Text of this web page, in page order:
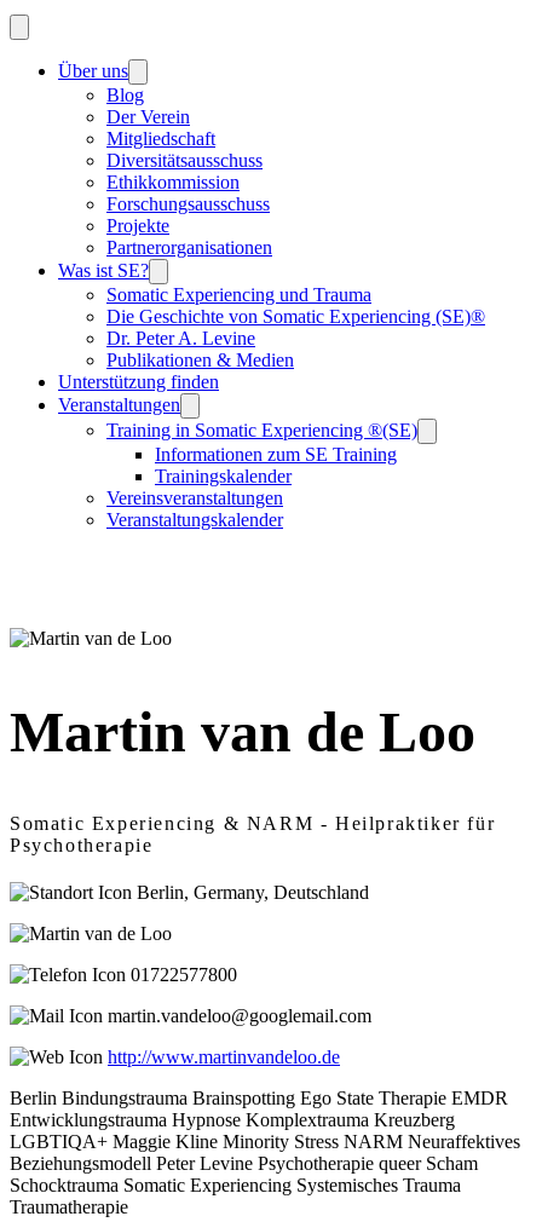
Über uns
Blog
Der Verein
Mitgliedschaft
Diversitätsausschuss
Ethikkommission
Forschungsausschuss
Projekte
Partnerorganisationen
Was ist SE?
Somatic Experiencing und Trauma
Die Geschichte von Somatic Experiencing (SE)®
Dr. Peter A. Levine
Publikationen & Medien
Unterstützung finden
Veranstaltungen
Training in Somatic Experiencing ®(SE)
Informationen zum SE Training
Trainingskalender
Vereinsveranstaltungen
Veranstaltungskalender
Martin van de Loo
Somatic Experiencing & NARM - Heilpraktiker für
Psychotherapie
Berlin, Germany, Deutschland
01722577800
martin.vandeloo@googlemail.com
http://www.martinvandeloo.de
Berlin Bindungstrauma Brainspotting Ego State Therapie EMDR
Entwicklungstrauma Hypnose Komplextrauma Kreuzberg
LGBTIQA+ Maggie Kline Minority Stress NARM Neuraffektives
Beziehungsmodell Peter Levine Psychotherapie queer Scham
Schocktrauma Somatic Experiencing Systemisches Trauma
Traumatherapie